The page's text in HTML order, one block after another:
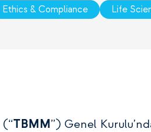
Ethics & Compliance Life
TBMM”) Genel